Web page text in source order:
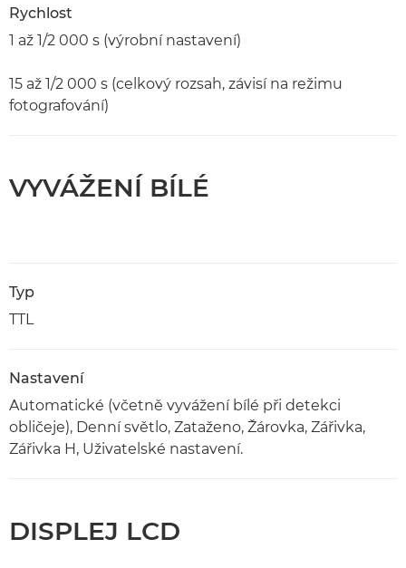
Rychlost
1 až 1/2 000 s (výrobní nastavení)
15 až 1/2 000 s (celkový rozsah, závisí na režimu
fotografování)
VYVÁŽENÍ BÍLÉ
Typ
TTL
Nastavení
Automatické (včetně vyvážení bílé při detekci
obličeje), Denní světlo, Zataženo, Žárovka, Zářivka,
Zářivka H, Uživatelské nastavení.
DISPLEJ LCD